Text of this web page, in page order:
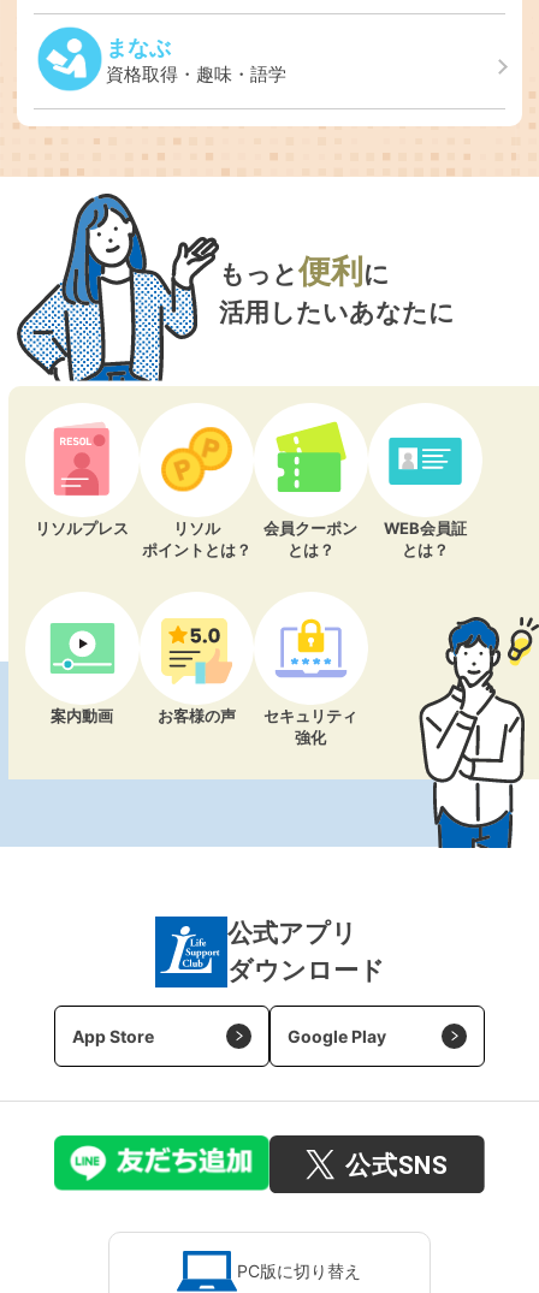
まなぶ
資格取得・趣味・語学
もっと便利 に
活用したいあなたに
リソルプレス
リソル
ポイントとは？
会員クーポン
とは？
WEB会員証
とは？
案内動画 お客様の声
セキュリティ
強化
公式アプリ
ダウンロード
App Store Google Play
PC版に切り替え